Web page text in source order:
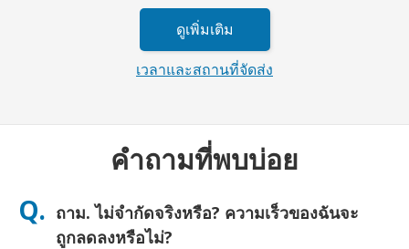
ดูเพิ่มเติม
เวลาและสถานที่จัดส่ง
คำถามที่พบบ่อย
Q. ถาม. ไม่จำกัดจริงหรือ? ความเร็วของฉันจะ
ถูกลดลงหรือไม่?